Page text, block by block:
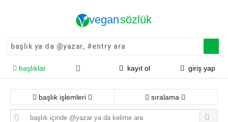
başlıklar kayıt ol giriş yap
başlık işlemleri sıralama